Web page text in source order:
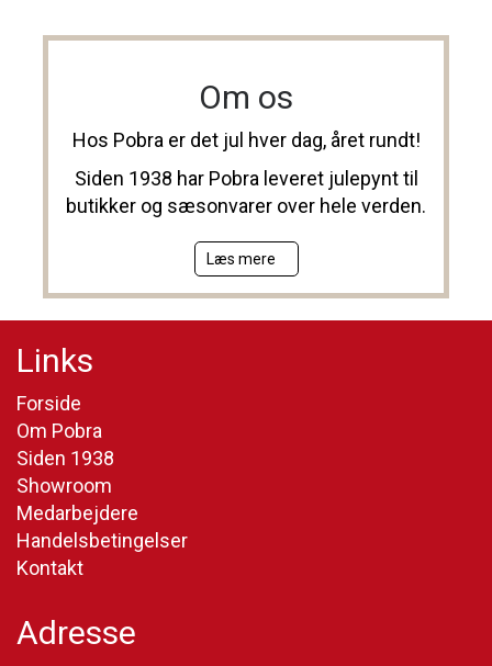
Om os
Hos Pobra er det jul hver dag, året rundt!
Siden 1938 har Pobra leveret julepynt til
butikker og sæsonvarer over hele verden.
Læs mere
Links
Forside
Om Pobra
Siden 1938
Showroom
Medarbejdere
Handelsbetingelser
Kontakt
Adresse